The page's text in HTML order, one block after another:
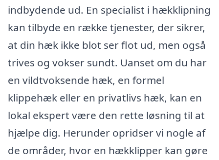
indbydende ud. En specialist i hækklipning
kan tilbyde en række tjenester, der sikrer,
at din hæk ikke blot ser flot ud, men også
trives og vokser sundt. Uanset om du har
en vildtvoksende hæk, en formel
klippehæk eller en privatlivs hæk, kan en
lokal ekspert være den rette løsning til at
hjælpe dig. Herunder opridser vi nogle af
de områder, hvor en hækklipper kan gøre